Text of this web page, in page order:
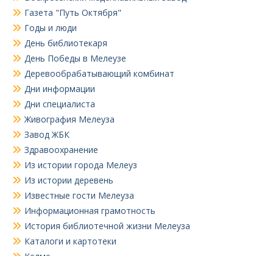
Газета "Путь Октября"
Годы и люди
День библиотекаря
День Победы в Мелеузе
Деревообрабатывающий комбинат
Дни информации
Дни специалиста
Живография Мелеуза
Завод ЖБК
Здравоохранение
Из истории города Мелеуз
Из истории деревень
Известные гости Мелеуза
Информационная грамотность
История библиотечной жизни Мелеуза
Каталоги и картотеки